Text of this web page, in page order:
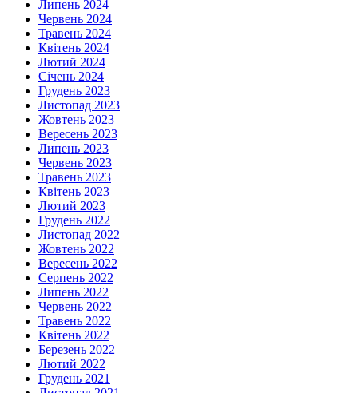
Липень 2024
Червень 2024
Травень 2024
Квітень 2024
Лютий 2024
Січень 2024
Грудень 2023
Листопад 2023
Жовтень 2023
Вересень 2023
Липень 2023
Червень 2023
Травень 2023
Квітень 2023
Лютий 2023
Грудень 2022
Листопад 2022
Жовтень 2022
Вересень 2022
Серпень 2022
Липень 2022
Червень 2022
Травень 2022
Квітень 2022
Березень 2022
Лютий 2022
Грудень 2021